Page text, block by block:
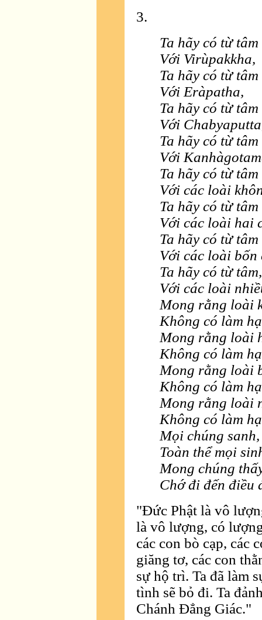
3.
Ta hãy có từ tâm
Với Virùpakkha,
Ta hãy có từ tâm
Với Eràpatha,
Ta hãy có từ tâm
Với
Ta hãy có từ tâm
Với
Ta hãy có từ tâm
Với các loài
Ta hãy có từ tâm
Với các loài hai
Ta hãy có từ tâm
Với các loài bốn
Ta hãy có từ tâm,
Với các loài
Mong rằng loài
Không có làm
Mong rằng loài
Không có làm
Mong rằng loài
Không có làm
Mong rằng loài
Không có làm
Mọi chúng
Toàn thể mọi
Mong chúng
Chớ đi đến điều
"Ðức Phật là vô
là vô lượng, có
các con bò cạp, các
giăng tơ, các con
sự hộ trì. Ta đã làm
tình sẽ bỏ đi. Ta
Chánh Ðẳng Giác."